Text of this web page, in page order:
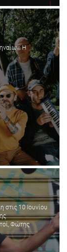
Η
10 Ιουνίου
Φώτης